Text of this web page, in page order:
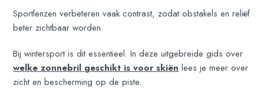
Sportlenzen verbeteren vaak contrast, zodat obstakels en reliëf
beter zichtbaar worden.
Bij wintersport is dit essentieel. In deze uitgebreide gids over
welke zonnebril geschikt is voor skiën lees je meer over
zicht en bescherming op de piste.